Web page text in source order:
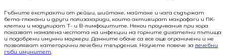
Гъбните екстракти от рейши, шийтаке, майтаке и чага съдържат
бета-глюкани и други полизахариди, които активират макрофаги и NK-
клетки и модулират Т- и В-лимфоцитите. Някои проучвания при хора
показват намалена честота на инфекции на горните дихателни пътища
и подобрени имунни маркери. Данните обаче са все още ограничени и не
позволяват категорични лечебни твърдения. Научете повече за лечебни
гъби имунитет